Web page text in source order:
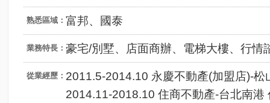
熟悉區域： 富邦、國泰
業務特長： 豪宅/別墅、店面商辦、電梯大樓、行情
從業經歷： 2011.5-2014.10 永慶不動產(加盟店)-松
2014.11-2018.10 住商不動產-台北南港